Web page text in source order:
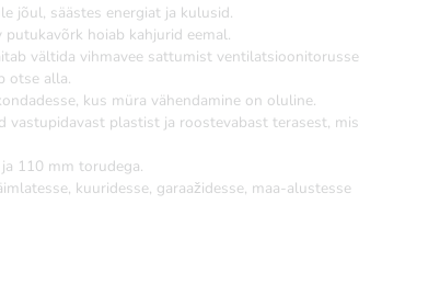
jõul, säästes energiat ja kulusid.
hoiab kahjurid eemal.
vältida vihmavee sattumist ventilatsioonitorusse
otse alla.
kus müra vähendamine on oluline.
vastupidavast plastist ja roostevabast terasest, mis
110 mm torudega.
kuuridesse, garaažidesse, maa-alustesse